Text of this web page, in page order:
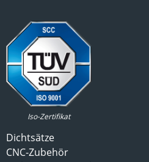
Iso-Zertifikat
Dichtsätze
CNC-Zubehör